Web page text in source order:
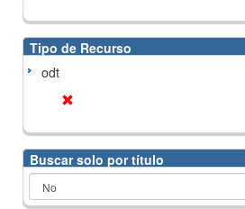
Tipo de Recurso
odt
Buscar solo por título